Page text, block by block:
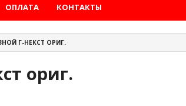
ОПЛАТА КОНТАКТЫ
Г-НЕКСТ ОРИГ.
ориг.